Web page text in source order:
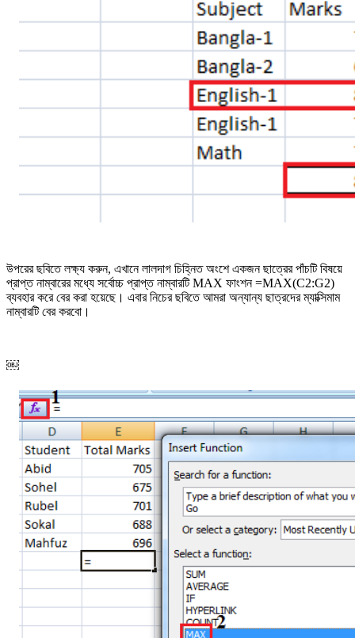
উপরের ছবিতে লক্ষ্য করুন, এখানে লালদাগ চিহ্নিত অংশে একজন ছাত্রের পাঁচটি বিষয়ে
প্রাপ্ত নাম্বারের মধ্যে সর্বোচ্চ প্রাপ্ত নাম্বারটি MAX ফাংশন =MAX(C2:G2)
ব্যবহার করে বের করা হয়েছে। এবার নিচের ছবিতে আমরা অন্যান্য ছাত্রদের ম্যাক্সিমাম
নাম্বারটি বের করবো।
￼